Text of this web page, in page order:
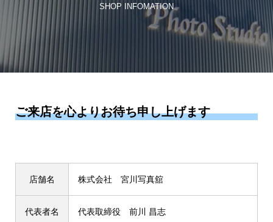
SHOP INFOMATION
ご来店を心よりお待ち申し上げます
店舗名 株式会社 宮川写真舘
代表者名 代表取締役 前川 昌志